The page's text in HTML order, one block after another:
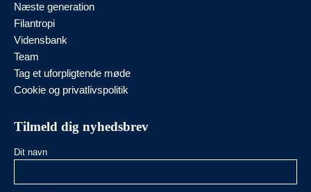
Næste generation
Filantropi
Vidensbank
Team
Tag et uforpligtende møde
Cookie og privatlivspolitik
Tilmeld dig nyhedsbrev
Dit navn